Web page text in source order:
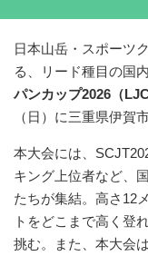
日本山岳・スポーツ
る、リード種目の国
パンカップ2026（
（日）に三重県伊賀
本大会には、
キング上位者など、
たちが集結。高さ12
トをどこまで高く登
挑む。また、本大会